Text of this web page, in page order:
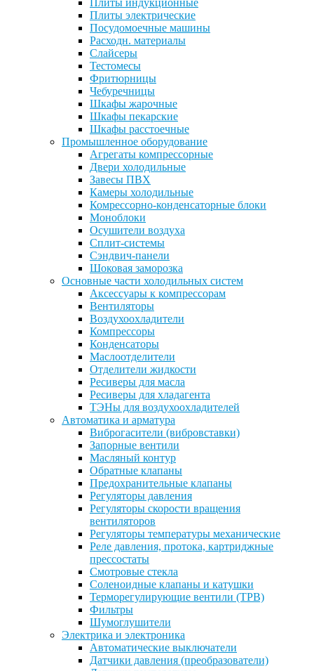
Плиты индукционные
Плиты электрические
Посудомоечные машины
Расходн. материалы
Слайсеры
Тестомесы
Фритюрницы
Чебуречницы
Шкафы жарочные
Шкафы пекарские
Шкафы расстоечные
Промышленное оборудование
Агрегаты компрессорные
Двери холодильные
Завесы ПВХ
Камеры холодильные
Комрессорно-конденсаторные блоки
Моноблоки
Осушители воздуха
Сплит-системы
Сэндвич-панели
Шоковая заморозка
Основные части холодильных систем
Аксессуары к компрессорам
Вентиляторы
Воздухоохладители
Компрессоры
Конденсаторы
Маслоотделители
Отделители жидкости
Ресиверы для масла
Ресиверы для хладагента
ТЭНы для воздухоохладителей
Автоматика и арматура
Виброгасители (вибровставки)
Запорные вентили
Масляный контур
Обратные клапаны
Предохранительные клапаны
Регуляторы давления
Регуляторы скорости вращения
вентиляторов
Регуляторы температуры механические
Реле давления, протока, картриджные
прессостаты
Смотровые стекла
Соленоидные клапаны и катушки
Терморегулирующие вентили (ТРВ)
Фильтры
Шумоглушители
Электрика и электроника
Автоматические выключатели
Датчики давления (преобразователи)